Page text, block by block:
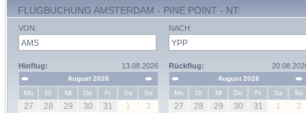
FLUGBUCHUNG AMSTERDAM - PINE POINT - NT:
VON:
Hinflug: 13.08.2026
August 2026
Mo
Di Mi Do Fr Sa So
27 28 29 30 31 1
2
NACH:
Rückflug:
August 2026
Mo
Di Mi Do Fr Sa So
27 28 29 30 31 1
2